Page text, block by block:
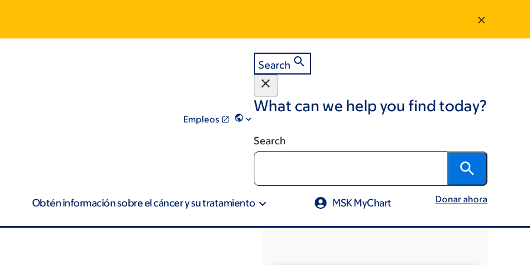
Empleos
Search
What can we help you find today?
Search
Obtén información sobre el cáncer y su tratamiento MSK MyChart Donar ahora